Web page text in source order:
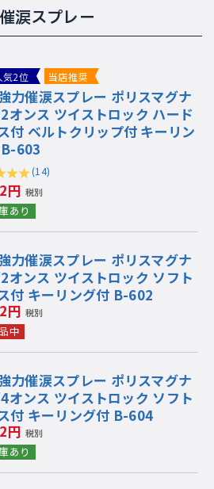
涙スプレー
気2位 当店推奨
力催涙スプレー ポリスマグナ
オンス ツイストロック ハード
付 ベルトクリップ付 キーリン
603
(14)
円 税別
あり
力催涙スプレー ポリスマグナ
オンス ツイストロック ソフト
付 キーリング付 B-602
円 税別
中
力催涙スプレー ポリスマグナ
オンス ツイストロック ソフト
付 キーリング付 B-604
円 税別
あり